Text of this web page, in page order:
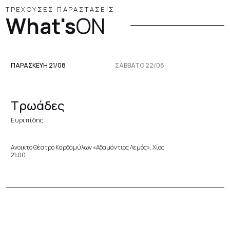
ΤΡΕΧΟΥΣΕΣ ΠΑΡΑΣΤΑΣΕΙΣ
What'sON
ΠΑΡΑΣΚΕΥΉ 21/08 ΣΆΒΒΑΤΟ 22/08
Τρωάδες
Ευριπίδης
Ανοικτό Θέατρο Καρδαμύλων «Αδαμάντιος Λεμός», Χίος
21:00